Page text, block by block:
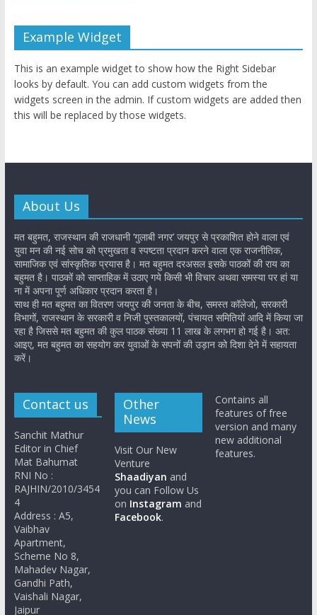
Example Widget
This is an example widget to show how the Right Sidebar
looks by default. You can add custom widgets from the
widgets screen in the admin. If custom widgets are added then
this will be replaced by those widgets.
About Us
मत बहुमत, राजस्थान की राजधानी ‘गुलाबी नगर’ जयपुर से प्रकाशित होने वाला एवं
युवा मन की नई सोच को प्रमुखता व स्पष्टता प्रदान करने वाला एक राजनीतिक,
सामाजिक एवं सांस्कृतिक प्रयास है। मत बहुमत दरअसल इसके पाठकों की राय का
बहुमत है। पाठकों को साप्ताहिक में उठाए गये किसी भी विचार अथवा समस्या पर हां या
ना में अपना पूर्ण अधिकार प्रदान करता है।
साथ ही मत बहुमत का वितरण जयपुर की जनता के बीच, समस्त कॉलेजो, सरकारी
विभागों, राजस्थान के सरकारी व निजी पुस्तकालयों, पंचायत समितियों आदि में किया जा
रहा है जिससे मत बहुमत की कुल पाठक संख्या 11 लाख के लगभग हो गई है। अत:
आइए, मत बहुमत का सहयोग कर युवाओं के सपनों की उड़ान को दिशा देने में सहायता
करें।
Contact us
Sanchit Mathur
Editor in Chief
Mat Bahumat
RNI No :
RAJHIN/2010/3454
4
Address : A5,
Vaibhav
Apartment,
Scheme No 8,
Mahadev Nagar,
Gandhi Path,
Vaishali Nagar,
Jaipur
Other
News
Visit Our New
Venture
Shaadiyan and
you can Follow Us
on Instagram and
Facebook.
Contains all
features of free
version and many
new additional
features.